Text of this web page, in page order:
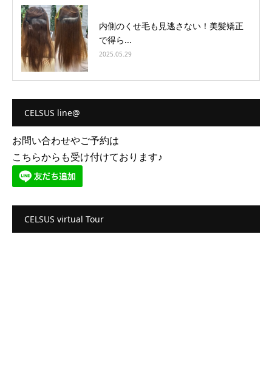
内側のくせ毛も見逃さない！美髪矯正
で得ら...
2025.05.29
CELSUS line@
お問い合わせやご予約は
こちらからも受け付けております♪
CELSUS virtual Tour